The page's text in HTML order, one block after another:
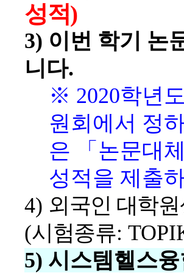
성적)
3) 이번 학기 논
니다.
※ 2020학년도
원회에서 정
은
「 논문대
성적을 제출
4) 외국인 대학
(시험종류:
5) 시스템헬스